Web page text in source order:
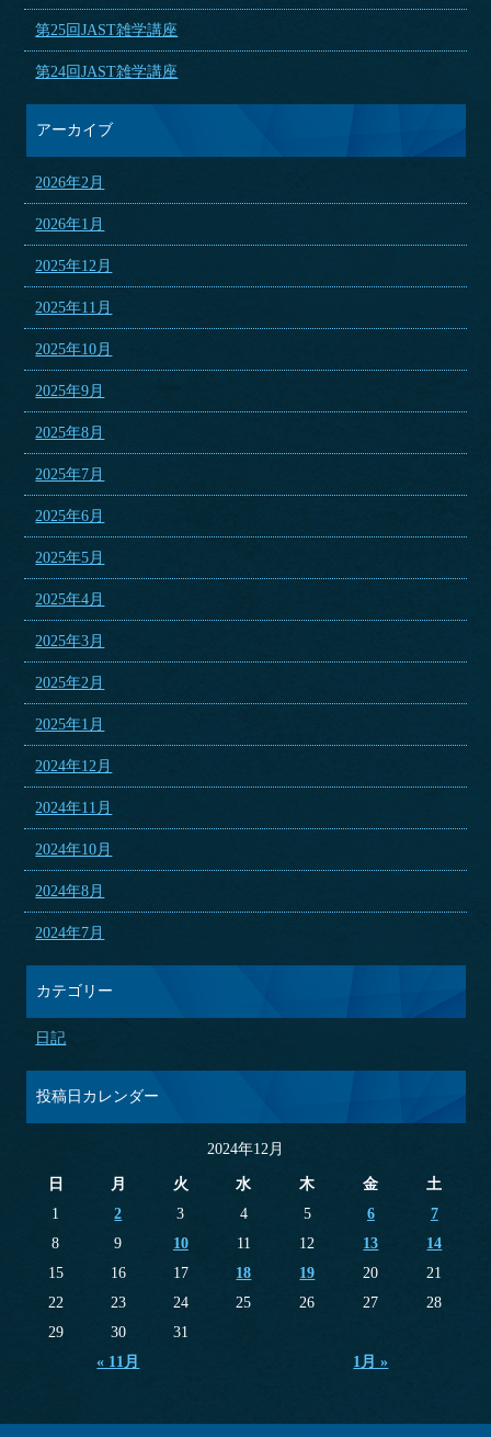
第25回JAST雑学講座
第24回JAST雑学講座
アーカイブ
2026年2月
2026年1月
2025年12月
2025年11月
2025年10月
2025年9月
2025年8月
2025年7月
2025年6月
2025年5月
2025年4月
2025年3月
2025年2月
2025年1月
2024年12月
2024年11月
2024年10月
2024年8月
2024年7月
カテゴリー
日記
投稿日カレンダー
2024年12月
日 月 火 水 木 金 土
« 11月 1月 »
1 2 3 4 5 6
7
8
9 10 11 12 13
14
15
16 17 18 19 20
21
22
23 24 25 26 27
28
29
30 31